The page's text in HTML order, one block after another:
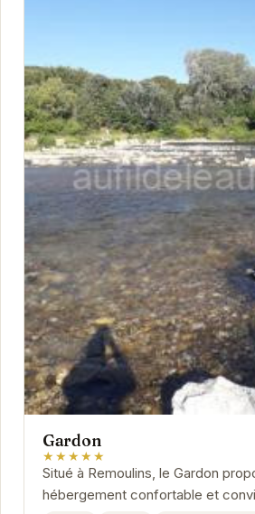
Gardon
★★★★★
Situé à Remoulins, le Gardon
hébergement confortable et